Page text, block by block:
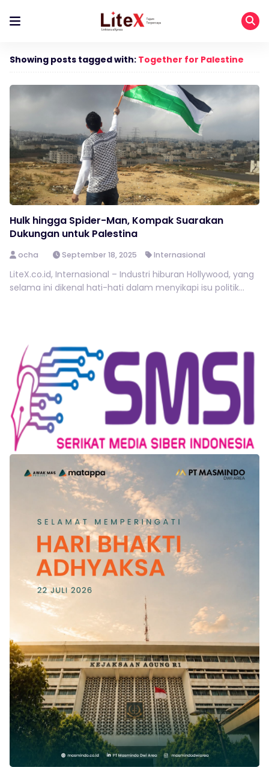
Showing posts tagged with: Together for Palestine
Hulk hingga Spider-Man, Kompak Suarakan
Dukungan untuk Palestina
ocha September 18, 2025 Internasional
LiteX.co.id, Internasional – Industri hiburan Hollywood, yang
selama ini dikenal hati-hati dalam menyikapi isu politik...